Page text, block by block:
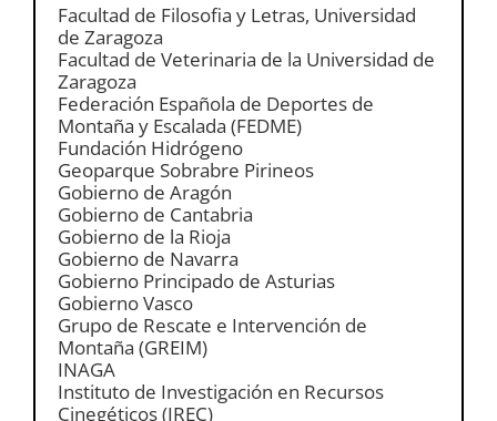
Facultad de Filosofia y Letras, Universidad
de Zaragoza
Facultad de Veterinaria de la Universidad de
Zaragoza
Federación Española de Deportes de
Montaña y Escalada (FEDME)
Fundación Hidrógeno
Geoparque Sobrabre Pirineos
Gobierno de Aragón
Gobierno de Cantabria
Gobierno de la Rioja
Gobierno de Navarra
Gobierno Principado de Asturias
Gobierno Vasco
Grupo de Rescate e Intervención de
Montaña (GREIM)
INAGA
Instituto de Investigación en Recursos
Cinegéticos (IREC)